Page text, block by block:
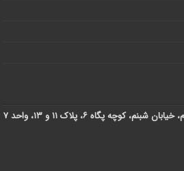
کوچه پگاه ۶، پلاک ۱۱ و ۱۳، واحد ۷